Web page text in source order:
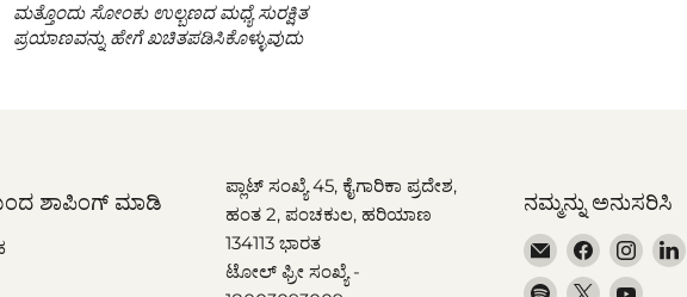
ಮತ್ತೊಂದು ಸೋಂಕು ಉಲ್ಬಣದ ಮಧ್ಯೆ ಸುರಕ್ಷಿತ
ಪ್ರಯಾಣವನ್ನು ಹೇಗೆ ಖಚಿತಪಡಿಸಿಕೊಳ್ಳುವುದು
ಶಾಪಿಂಗ್ ಮಾಡಿ
ಪ್ಲಾಟ್ ಸಂಖ್ಯೆ 45, ಕೈಗಾರಿಕಾ ಪ್ರದೇಶ,
ಹಂತ 2, ಪಂಚಕುಲ, ಹರಿಯಾಣ
134113 ಭಾರತ
ಟೋಲ್ ಫ್ರೀ ಸಂಖ್ಯೆ -
ನಮ್ಮನ್ನು ಅನುಸರಿಸಿ
Email
Dr.
Find
us
Find
FindFindFind